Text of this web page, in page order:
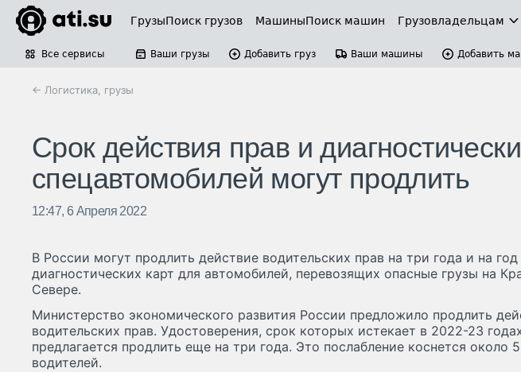
ГрузыПоиск грузов МашиныПоиск машин Грузовладельцам
Все сервисы Ваши грузы Добавить груз Ваши машины Добавить
← Логистика, грузы
Срок действия прав и
спецавтомобилей могут продлить
12:47, 6 Апреля 2022
В России могут продлить действие водительских прав на три года и на год
диагностических карт для автомобилей, перевозящих опасные грузы на
Севере.
Министерство экономического развития России предложило продлить
водительских прав. Удостоверения, срок которых истекает в 2022-23
предлагается продлить еще на три года. Это послабление коснется около
водителей.